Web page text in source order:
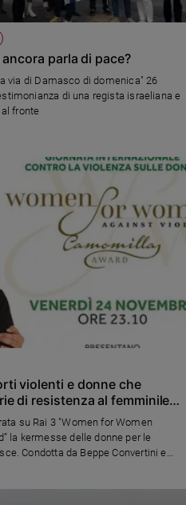
parla di pace?
via di Damasco di domenica" 26
di una regista israeliana e
fronte
violenti e donne che
di resistenza al femminile
su Rai 3 "Women for Women
la kermesse delle donne per le
Condotta da Beppe Convertini e
Andrea Casta